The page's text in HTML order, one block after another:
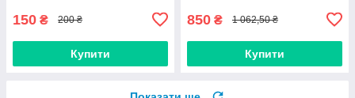
150 ₴ 200 ₴
Купити
850 ₴ 1 062,50 ₴
Купити